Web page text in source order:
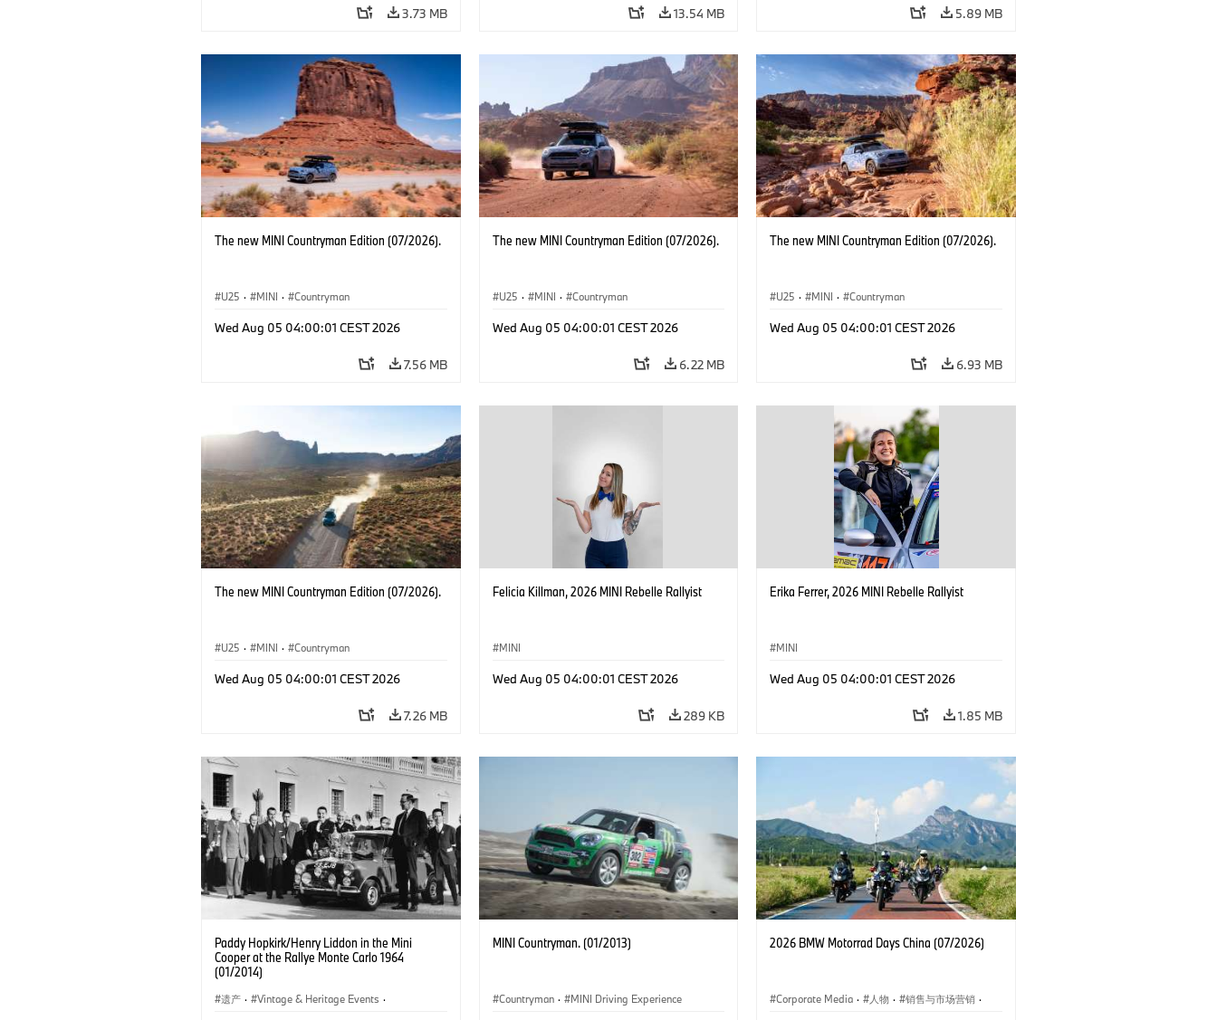
3.73 MB 13.54 MB 5.89 MB
The new MINI Countryman Edition (07/2026).
U25 · MINI · Countryman
Wed Aug 05 04:00:01 CEST 2026
7.56 MB
The new MINI Countryman Edition (07/2026).
U25 · MINI · Countryman
Wed Aug 05 04:00:01 CEST 2026
6.22 MB
The new MINI Countryman Edition (07/2026).
U25 · MINI · Countryman
Wed Aug 05 04:00:01 CEST 2026
6.93 MB
The new MINI Countryman Edition (07/2026).
U25 · MINI · Countryman
Wed Aug 05 04:00:01 CEST 2026
7.26 MB
Felicia Killman, 2026 MINI Rebelle Rallyist
MINI
Wed Aug 05 04:00:01 CEST 2026
289 KB
Erika Ferrer, 2026 MINI Rebelle Rallyist
MINI
Wed Aug 05 04:00:01 CEST 2026
1.85 MB
Paddy Hopkirk/Henry Liddon in the Mini
Cooper at the Rallye Monte Carlo 1964
(01/2014)
遗产 · Vintage & Heritage Events ·
MINI Countryman. (01/2013)
Countryman · MINI Driving Experience
2026 BMW Motorrad Days China (07/2026)
Corporate Media · 人物 · 销售与市场营销 ·